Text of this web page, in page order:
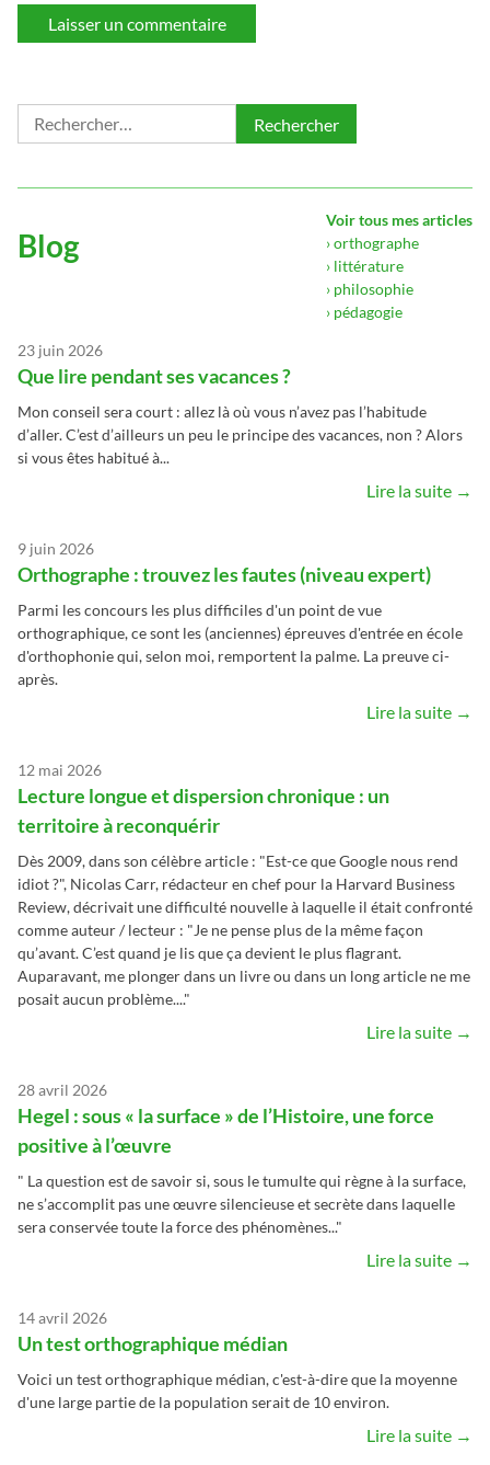
Rechercher :
Blog
Voir tous mes articles
› orthographe
› littérature
› philosophie
› pédagogie
23 juin 2026
Que lire pendant ses vacances ?
Mon conseil sera court : allez là où vous n’avez pas l’habitude
d’aller. C’est d’ailleurs un peu le principe des vacances, non ? Alors
si vous êtes habitué à...
Lire la suite →
9 juin 2026
Orthographe : trouvez les fautes (niveau expert)
Parmi les concours les plus difficiles d'un point de vue
orthographique, ce sont les (anciennes) épreuves d'entrée en école
d'orthophonie qui, selon moi, remportent la palme. La preuve ci-
après.
Lire la suite →
12 mai 2026
Lecture longue et dispersion chronique : un
territoire à reconquérir
Dès 2009, dans son célèbre article : "Est-ce que Google nous rend
idiot ?", Nicolas Carr, rédacteur en chef pour la Harvard Business
Review, décrivait une difficulté nouvelle à laquelle il était confronté
comme auteur / lecteur : "Je ne pense plus de la même façon
qu’avant. C’est quand je lis que ça devient le plus flagrant.
Auparavant, me plonger dans un livre ou dans un long article ne me
posait aucun problème...."
Lire la suite →
28 avril 2026
Hegel : sous « la surface » de l’Histoire, une force
positive à l’œuvre
" La question est de savoir si, sous le tumulte qui règne à la surface,
ne s’accomplit pas une œuvre silencieuse et secrète dans laquelle
sera conservée toute la force des phénomènes..."
Lire la suite →
14 avril 2026
Un test orthographique médian
Voici un test orthographique médian, c'est-à-dire que la moyenne
d'une large partie de la population serait de 10 environ.
Lire la suite →